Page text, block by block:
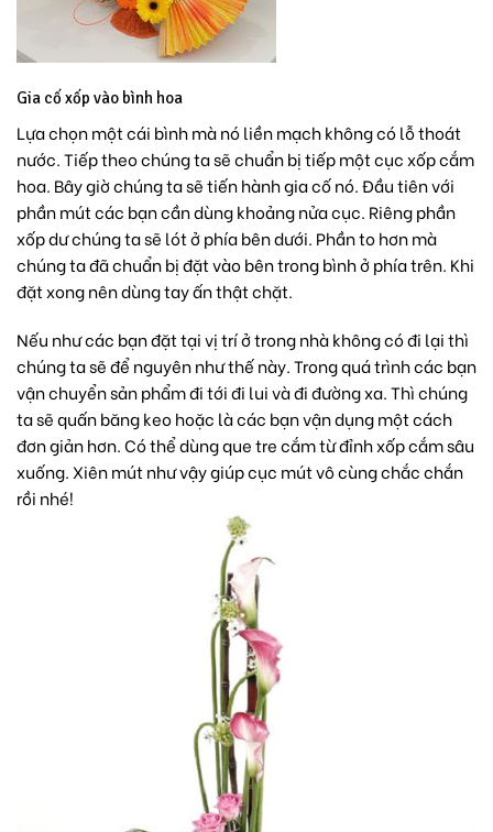
Gia cố xốp vào bình hoa
Lựa chọn một cái bình mà nó liền mạch không có lỗ thoát
nước. Tiếp theo chúng ta sẽ chuẩn bị tiếp một cục xốp cắm
hoa. Bây giờ chúng ta sẽ tiến hành gia cố nó. Đầu tiên với
phần mút các bạn cần dùng khoảng nửa cục. Riêng phần
xốp dư chúng ta sẽ lót ở phía bên dưới. Phần to hơn mà
chúng ta đã chuẩn bị đặt vào bên trong bình ở phía trên. Khi
đặt xong nên dùng tay ấn thật chặt.
Nếu như các bạn đặt tại vị trí ở trong nhà không có đi lại thì
chúng ta sẽ để nguyên như thế này. Trong quá trình các bạn
vận chuyển sản phẩm đi tới đi lui và đi đường xa. Thì chúng
ta sẽ quấn băng keo hoặc là các bạn vận dụng một cách
đơn giản hơn. Có thể dùng que tre cắm từ đỉnh xốp cắm sâu
xuống. Xiên mút như vậy giúp cục mút vô cùng chắc chắn
rồi nhé!